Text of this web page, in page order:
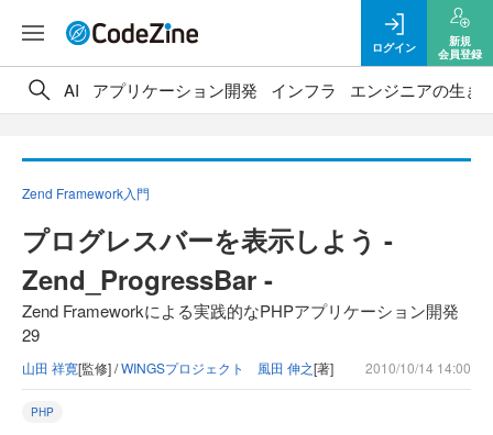
ログイン
新規
会員登録
AI アプリケーション開発 インフラ エンジニアの生き
Zend Framework入門
プログレスバーを表示しよう -
Zend_ProgressBar -
Zend Frameworkによる実践的なPHPアプリケーション開発
29
山田 祥寛[監修] /WINGSプロジェクト 風田 伸之[著] 2010/10/14 14:00
PHP